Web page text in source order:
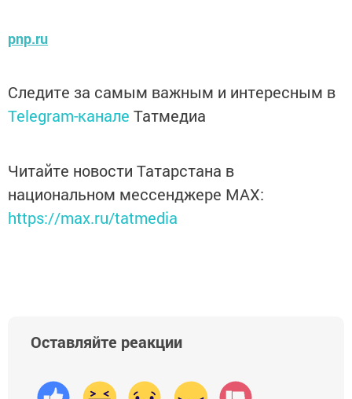
pnp.ru
Следите за самым важным и интересным в
Telegram-канале Татмедиа
Читайте новости Татарстана в
национальном мессенджере MАХ:
https://max.ru/tatmedia
Оставляйте реакции